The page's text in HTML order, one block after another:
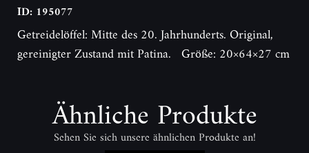
ID: 195077
Getreidelöffel: Mitte des 20. Jahrhunderts. Original,
gereinigter Zustand mit Patina. Größe: 20×64×27 cm
Ähnliche Produkte
Sehen Sie sich unsere ähnlichen Produkte an!